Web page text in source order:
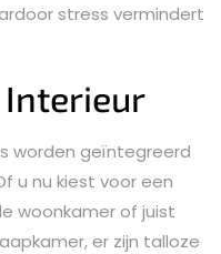
stress vermindert
worden geïntegreerd
u nu kiest voor een
woonkamer of juist
er zijn talloze